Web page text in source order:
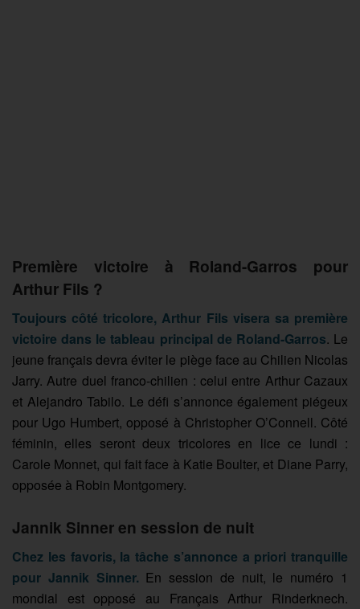
Première victoire à Roland-Garros pour
Arthur Fils ?
Toujours côté tricolore, Arthur Fils visera sa première
victoire dans le tableau principal de Roland-Garros. Le
jeune français devra éviter le piège face au Chilien Nicolas
Jarry. Autre duel franco-chilien : celui entre Arthur Cazaux
et Alejandro Tabilo. Le défi s’annonce également piégeux
pour Ugo Humbert, opposé à Christopher O’Connell. Côté
féminin, elles seront deux tricolores en lice ce lundi :
Carole Monnet, qui fait face à Katie Boulter, et Diane Parry,
opposée à Robin Montgomery.
Jannik Sinner en session de nuit
Chez les favoris, la tâche s’annonce a priori tranquille
pour Jannik Sinner. En session de nuit, le numéro 1
mondial est opposé au Français Arthur Rinderknech.